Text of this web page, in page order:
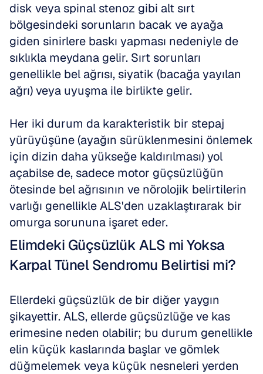
disk veya spinal stenoz gibi alt sırt
bölgesindeki sorunların bacak ve ayağa
giden sinirlere baskı yapması nedeniyle de
sıklıkla meydana gelir. Sırt sorunları
genellikle bel ağrısı, siyatik (bacağa yayılan
ağrı) veya uyuşma ile birlikte gelir.
Her iki durum da karakteristik bir stepaj
yürüyüşüne (ayağın sürüklenmesini önlemek
için dizin daha yükseğe kaldırılması) yol
açabilse de, sadece motor güçsüzlüğün
ötesinde bel ağrısının ve nörolojik belirtilerin
varlığı genellikle ALS'den uzaklaştırarak bir
omurga sorununa işaret eder.
Elimdeki Güçsüzlük ALS mi Yoksa
Karpal Tünel Sendromu Belirtisi mi?
Ellerdeki güçsüzlük de bir diğer yaygın
şikayettir. ALS, ellerde güçsüzlüğe ve kas
erimesine neden olabilir; bu durum genellikle
elin küçük kaslarında başlar ve gömlek
düğmelemek veya küçük nesneleri yerden